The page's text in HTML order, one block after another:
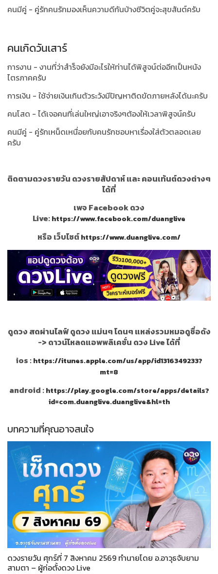
คนมีคู่ - คู่รักคนรักมองเห็นความดีกันบ้างชีวิตคู่จะสุขสันต์ครับ
คนเกิดวันเสาร์
การงาน - งานที่ว่าสำร็จยังมีอะไรให้ท่านได้พิสูจน์ต่ออีกเป็นหนัง
ไตรภาคครับ
การเงิน - ใช้จ่ายเงินเกินตัวระวังมีปัญหาติดขัดภายหลังได้นะครับ
คนโสด - ได้เจอคนที่เล่นใหญ่เอาจริงๆต้องให้เวลาพิสูจน์ครับ
คนมีคู่ - คู่รักเหน็ดเหนื่อยกับคนรักชอบหาเรื่องใส่ตัวตลอดเลย
ครับ
ติดตามดวงรายวัน ดวงรายสัปดาห์ และ คอนเท้นต์ดวงต่างๆ
ได้ที่
เพจ Facebook ดวง
Live:https://www.facebook.com/duanglive
หรือ เว็บไซต์https://www.duanglive.com/
ดูดวง สดผ่านไลฟ์ ดูดวง แม่นๆ โดนๆ แหล่งรวมหมอดูชื่อดัง
-> ดาวน์โหลดแอพพลิเคชั่น ดวง Live ได้ที่
ios :https://itunes.apple.com/us/app/id1316349233?
mt=8
android :https://play.google.com/store/apps/details?
id=com.duanglive.duanglive&hl=th
บทความที่คุณอาจสนใจ
ดวงรายวัน ศุกร์ที่ 7 สิงหาคม 2569 ทำนายโดย อ.อาวุธจับยาม
สามตา – ผู้ก่อตั้งดวง Live